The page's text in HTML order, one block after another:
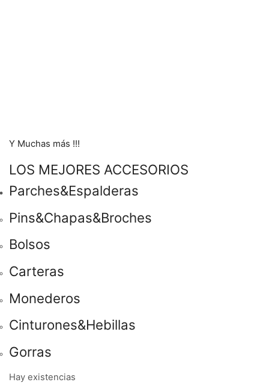
Y Muchas más !!!
LOS MEJORES ACCESORIOS
Parches&Espalderas
Pins&Chapas&Broches
Bolsos
Carteras
Monederos
Cinturones&Hebillas
Gorras
Hay existencias